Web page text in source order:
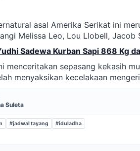
asal Amerika Serikat ini
Melissa Leo, Lou Llobell, Jacob
Sadewa Kurban Sapi 868 Kg
menceritakan sepasang kekasih
menyaksikan kecelakaan
Suleta
#jadwal tayang #iduladha